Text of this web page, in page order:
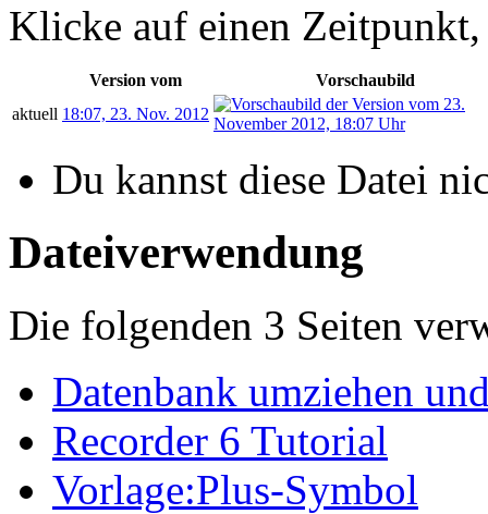
Klicke auf einen Zeitpunkt,
Version vom
Vorschaubild
aktuell 18:07, 23. Nov. 2012
Du kannst diese Datei
Dateiverwendung
Die folgenden 3 Seiten
Datenbank umziehen
Recorder 6 Tutorial
Vorlage:Plus-Symbol